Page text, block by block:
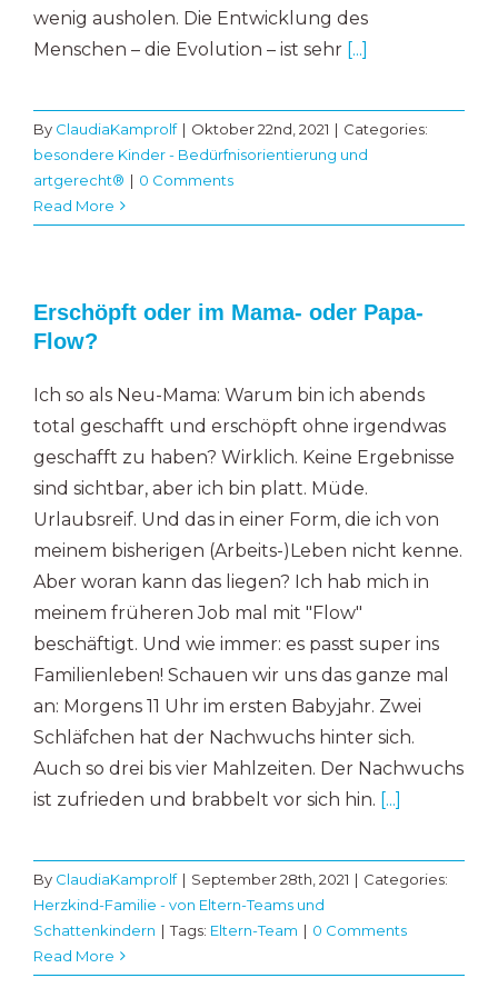
wenig ausholen. Die Entwicklung des
Menschen – die Evolution – ist sehr[...]
By ClaudiaKamprolf | Oktober 22nd, 2021 | Categories:
besondere Kinder - Bedürfnisorientierung und
artgerecht® | 0 Comments
Read More
Erschöpft oder im Mama- oder Papa-
Flow?
Ich so als Neu-Mama: Warum bin ich abends
total geschafft und erschöpft ohne irgendwas
geschafft zu haben? Wirklich. Keine Ergebnisse
sind sichtbar, aber ich bin platt. Müde.
Urlaubsreif. Und das in einer Form, die ich von
meinem bisherigen (Arbeits-)Leben nicht kenne.
Aber woran kann das liegen? Ich hab mich in
meinem früheren Job mal mit "Flow"
beschäftigt. Und wie immer: es passt super ins
Familienleben! Schauen wir uns das ganze mal
an: Morgens 11 Uhr im ersten Babyjahr. Zwei
Schläfchen hat der Nachwuchs hinter sich.
Auch so drei bis vier Mahlzeiten. Der Nachwuchs
ist zufrieden und brabbelt vor sich hin. [...]
By ClaudiaKamprolf | September 28th, 2021 | Categories:
Herzkind-Familie - von Eltern-Teams und
Schattenkindern | Tags: Eltern-Team | 0 Comments
Read More